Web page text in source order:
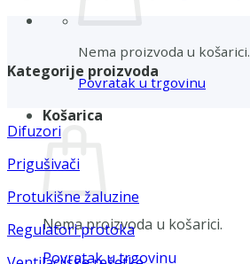
Nema proizvoda u košarici.
Povratak u trgovinu
Košarica
Nema proizvoda u košarici.
Povratak u trgovinu
Kategorije proizvoda
Difuzori
Prigušivači
Protukišne žaluzine
Regulatori protoka